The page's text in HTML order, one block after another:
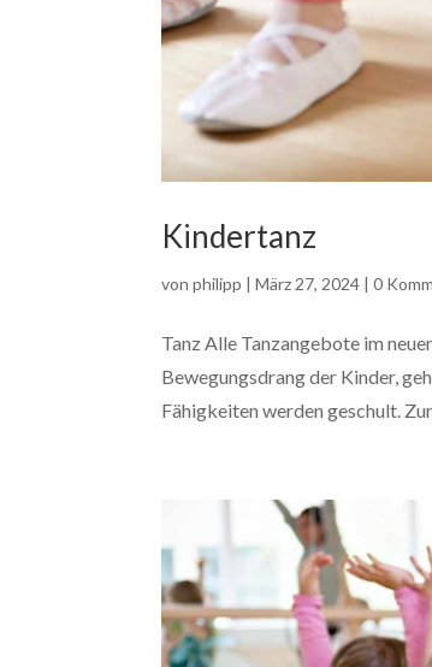
Kindertanz
vonphilipp |März 27, 2024 |0
Tanz Alle Tanzangebote im
Bewegungsdrang der Kinder,
Fähigkeiten werden geschult.